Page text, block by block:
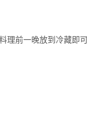
前一晚放到冷藏即